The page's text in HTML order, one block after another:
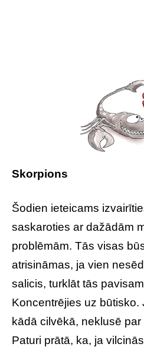
Skorpions
Šodien ieteicams
saskaroties ar dažādām
problēmām. Tās visas
atrisināmas, ja vien
salicis, turklāt tās
Koncentrējies uz būtisko.
kādā cilvēkā, neklusē
Paturi prātā, ka, ja